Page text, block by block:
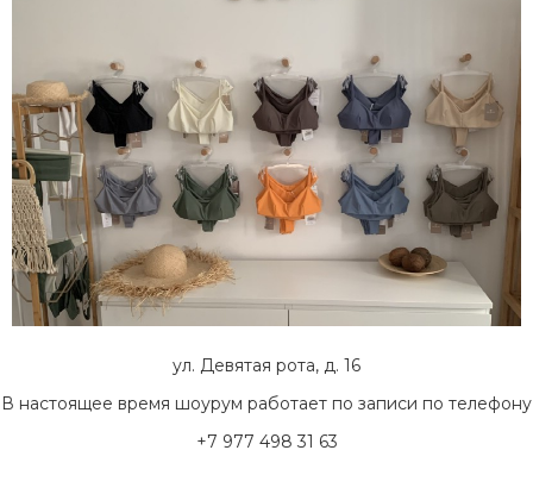
ул. Девятая рота, д. 16
В настоящее время шоурум работает по записи по телефону
+7 977 498 31 63